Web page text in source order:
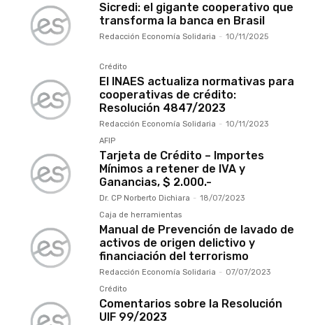
Sicredi: el gigante cooperativo que
transforma la banca en Brasil
Redacción Economía Solidaria - 10/11/2025
Crédito
El INAES actualiza normativas para
cooperativas de crédito:
Resolución 4847/2023
Redacción Economía Solidaria - 10/11/2023
AFIP
Tarjeta de Crédito – Importes
Mínimos a retener de IVA y
Ganancias, $ 2.000.-
Dr. CP Norberto Dichiara - 18/07/2023
Caja de herramientas
Manual de Prevención de lavado de
activos de origen delictivo y
financiación del terrorismo
Redacción Economía Solidaria - 07/07/2023
Crédito
Comentarios sobre la Resolución
UIF 99/2023